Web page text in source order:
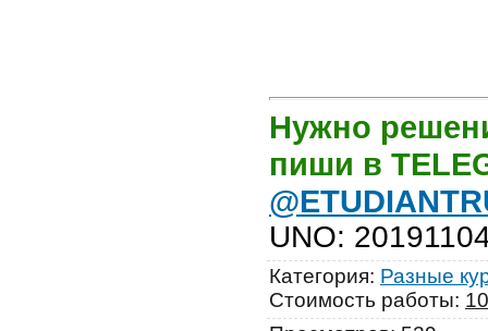
Нужно
пиши в
UNO:
Категория: Разные
Стоимость работы: